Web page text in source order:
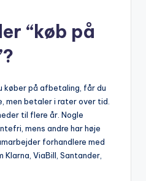
“køb på
køber på afbetaling, får du
men betaler i rater over tid.
til flere år. Nogle
mens andre har høje
forhandlere med
Klarna, ViaBill, Santander,